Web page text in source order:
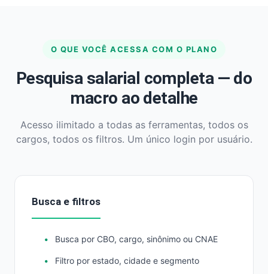
O QUE VOCÊ ACESSA COM O PLANO
Pesquisa salarial completa — do
macro ao detalhe
Acesso ilimitado a todas as ferramentas, todos os
cargos, todos os filtros. Um único login por usuário.
Busca e filtros
Busca por CBO, cargo, sinônimo ou CNAE
Filtro por estado, cidade e segmento